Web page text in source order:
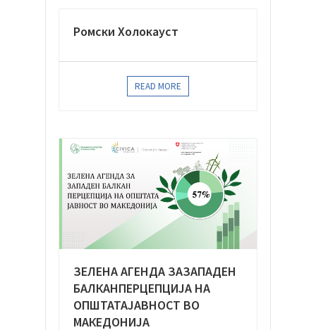
Ромски Холокауст
READ MORE
ЗЕЛЕНА АГЕНДА ЗАЗАПАДЕН
БАЛКАНПЕРЦЕПЦИЈА НА
ОПШТАТАЈАВНОСТ ВО
МАКЕДОНИЈА